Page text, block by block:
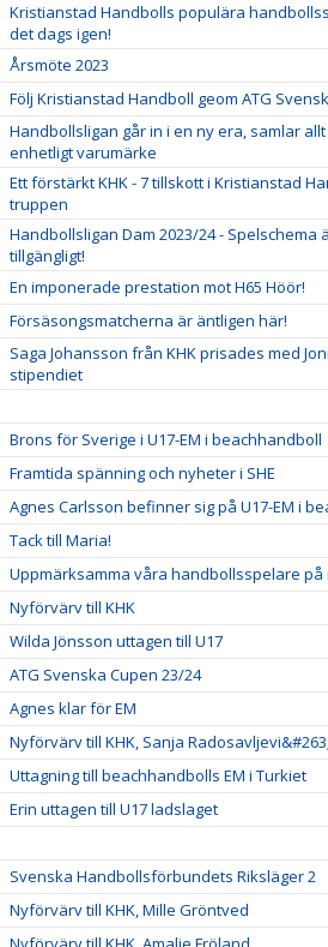
Kristianstad Handbolls populära
det dags igen!
Årsmöte 2023
Följ Kristianstad Handboll geom ATG
Handbollsligan går in i en ny era, samlar
enhetligt varumärke
Ett förstärkt KHK - 7 tillskott i Kristianstad
truppen
Handbollsligan Dam 2023/24 - Spelschema
tillgängligt!
En imponerade prestation mot H65 Höör!
Försäsongsmatcherna är äntligen här!
Saga Johansson från KHK prisades med
stipendiet
Brons för Sverige i U17-EM i beachhandboll
Framtida spänning och nyheter i SHE
Agnes Carlsson befinner sig på U17-EM i
Tack till Maria!
Uppmärksamma våra handbollsspelare på
Nyförvärv till KHK
Wilda Jönsson uttagen till U17
ATG Svenska Cupen 23/24
Agnes klar för EM
Nyförvärv till KHK, Sanja Radosavljevi&#263;
Uttagning till beachhandbolls EM i Turkiet
Erin uttagen till U17 ladslaget
Svenska Handbollsförbundets Riksläger 2
Nyförvärv till KHK, Mille Gröntved